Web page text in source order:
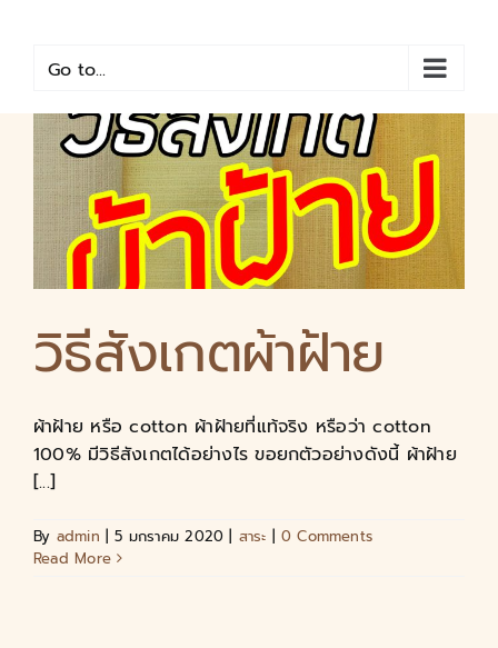
contentGo to...
วิธีสังเกตผ้าฝ้าย
ผ้าฝ้าย หรือ cotton ผ้าฝ้ายที่แท้จริง หรือว่า cotton
100% มีวิธีสังเกตได้อย่างไร ขอยกตัวอย่างดังนี้ ผ้าฝ้าย
[...]
By admin | 5 มกราคม 2020 | สาระ | 0 Comments
Read More